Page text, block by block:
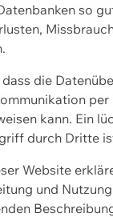
so
die
per
kann. Ein
durch Dritte
Website
und